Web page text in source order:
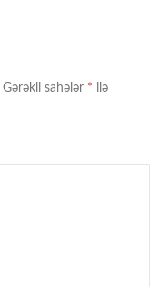
Gərəkli sahələr * ilə